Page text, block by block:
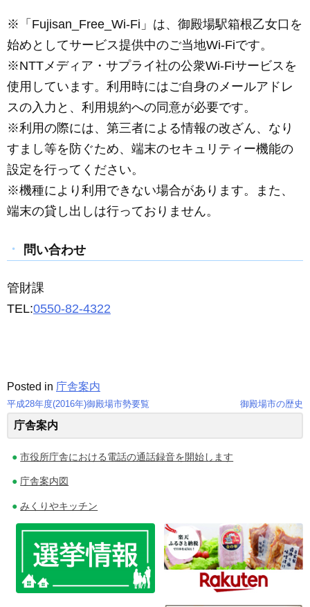
※「Fujisan_Free_Wi-Fi」は、御殿場駅箱根乙女口を
始めとしてサービス提供中のご当地Wi-Fiです。
※NTTメディア・サプライ社の公衆Wi-Fiサービスを
使用しています。利用時にはご自身のメールアドレ
スの入力と、利用規約への同意が必要です。
※利用の際には、第三者による情報の改ざん、なり
すまし等を防ぐため、端末のセキュリティー機能の
設定を行ってください。
※機種により利用できない場合があります。また、
端末の貸し出しは行っておりません。
問い合わせ
管財課
TEL:0550-82-4322
Posted in 庁舎案内
投
ゲ
平成28年度(2016年)御殿場市勢要覧 御殿場市の歴史
庁舎案内
市役所庁舎における電話の通話録音を開始します
庁舎案内図
みくりやキッチン